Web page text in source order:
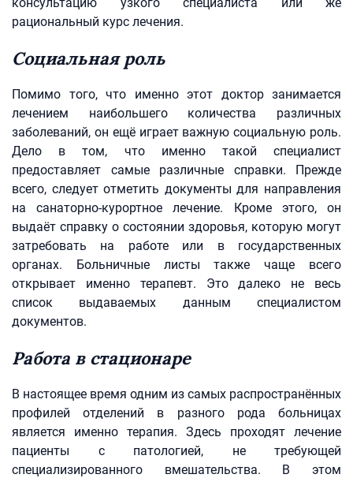
рациональный курс лечения.
Социальная роль
Помимо того, что именно этот доктор занимается
лечением наибольшего количества различных
заболеваний, он ещё играет важную социальную роль.
Дело в том, что именно такой специалист
предоставляет самые различные справки. Прежде
всего, следует отметить документы для направления
на санаторно-курортное лечение. Кроме этого, он
выдаёт справку о состоянии здоровья, которую могут
затребовать на работе или в государственных
органах. Больничные листы также чаще всего
открывает именно терапевт. Это далеко не весь
список выдаваемых данным специалистом
документов.
Работа в стационаре
В настоящее время одним из самых распространённых
профилей отделений в разного рода больницах
является именно терапия. Здесь проходят лечение
пациенты с патологией, не требующей
специализированного вмешательства. В этом